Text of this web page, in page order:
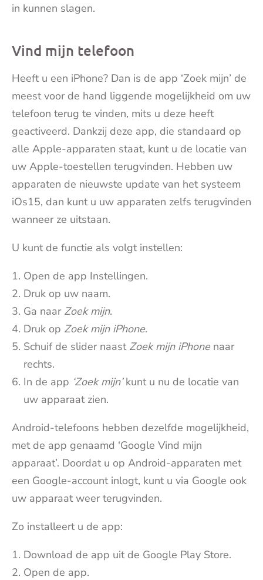
in kunnen slagen.
Vind mijn telefoon
Heeft u een iPhone? Dan is de app ‘Zoek mijn’ de
meest voor de hand liggende mogelijkheid om uw
telefoon terug te vinden, mits u deze heeft
geactiveerd. Dankzij deze app, die standaard op
alle Apple-apparaten staat, kunt u de locatie van
uw Apple-toestellen terugvinden. Hebben uw
apparaten de nieuwste update van het systeem
iOs15, dan kunt u uw apparaten zelfs terugvinden
wanneer ze uitstaan.
U kunt de functie als volgt instellen:
Open de app Instellingen.
Druk op uw naam.
Ga naar Zoek mijn.
Druk op Zoek mijn iPhone.
Schuif de slider naast Zoek mijn iPhone naar
rechts.
In de app ‘Zoek mijn’kunt u nu de locatie van
uw apparaat zien.
Android-telefoons hebben dezelfde mogelijkheid,
met de app genaamd ‘Google Vind mijn
apparaat’. Doordat u op Android-apparaten met
een Google-account inlogt, kunt u via Google ook
uw apparaat weer terugvinden.
Zo installeert u de app:
Download de app uit de Google Play Store.
Open de app.